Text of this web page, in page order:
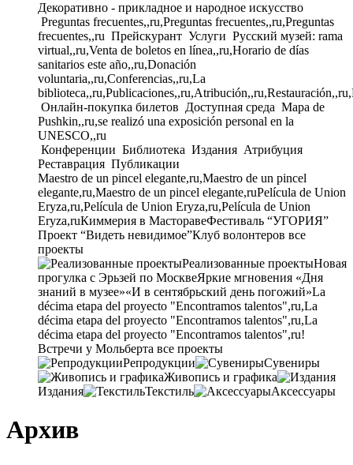
Декоративно - прикладное и народное искусство
Preguntas frecuentes,,ru,Preguntas frecuentes,,ru,Preguntas
frecuentes,,ru Прейскурант Услуги Русский музей: rama
virtual,,ru,Venta de boletos en línea,,ru,Horario de días
sanitarios este año,,ru,Donación
voluntaria,,ru,Conferencias,,ru,La
Онлайн-покупка билетов Доступная среда Mapa de
Pushkin,,ru,se realizó una exposición personal en la
UNESCO,,ru
Конференции Библиотека Издания Атрибуция
Реставрация Публикации
Maestro de un pincel elegante,ru,Maestro de un pincel
elegante,ru,Maestro de un pincel elegante,ruPelícula de Union
Eryza,ru,Película de Union Eryza,ru,Película de Union
Eryza,ruКиммерия в МасторавеФестиваль “УГОРИЯ”
Проект “Видеть невидимое”Клуб волонтеров все
проекты
Реализованные проектыНовая
прогулка с Эрьзей по МосквеЯркие мгновения «Дня
знаний в музее»«И в сентябрьский день погожий»La
décima etapa del proyecto "Encontramos talentos",ru,La
décima etapa del proyecto "Encontramos talentos",ru,La
décima etapa del proyecto "Encontramos talentos",ru!
Встречи у Мольберта все проекты
Репродукции
Сувениры
Живопись и графика
Издания
Текстиль Аксессуары
Архив